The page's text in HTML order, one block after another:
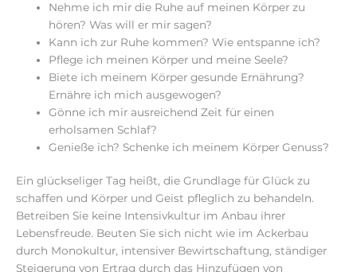
Nehme ich mir die Ruhe auf meinen Körper zu
hören? Was will er mir sagen?
Kann ich zur Ruhe kommen? Wie entspanne ich?
Pflege ich meinen Körper und meine Seele?
Biete ich meinem Körper gesunde Ernährung?
Ernähre ich mich ausgewogen?
Gönne ich mir ausreichend Zeit für einen
erholsamen Schlaf?
Genieße ich? Schenke ich meinem Körper Genuss?
Ein glückseliger Tag heißt, die Grundlage für Glück zu
schaffen und Körper und Geist pfleglich zu behandeln.
Betreiben Sie keine Intensivkultur im Anbau ihrer
Lebensfreude. Beuten Sie sich nicht wie im Ackerbau
durch Monokultur, intensiver Bewirtschaftung, ständiger
Steigerung von Ertrag durch das Hinzufügen von